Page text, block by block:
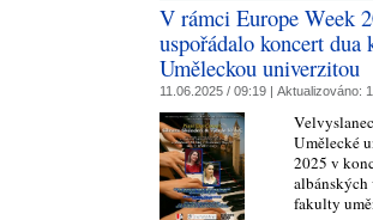
V rámci Europe Week
uspořádalo koncert
Uměleckou univerzitou
11.06.2025 / 09:19 | Aktualizováno:
Umělecké
2025 v
fakulty